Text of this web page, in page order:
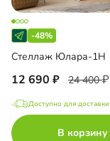
-48%
Стеллаж Юлара-1Н
12 690 24 400
Доступно для доставки
В корзину